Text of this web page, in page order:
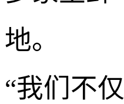
地。
“我们不